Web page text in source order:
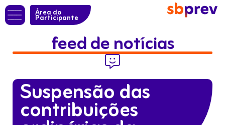
Área do
Participante
feed de notícias

Suspensão das
contribuições